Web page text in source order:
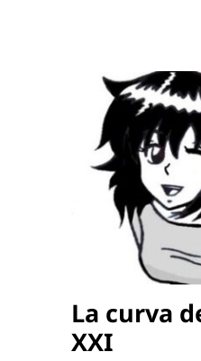
La curva
XXI